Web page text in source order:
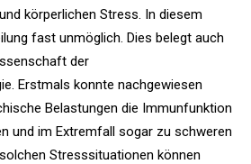
körperlichen Stress. In diesem
fast unmöglich. Dies belegt auch
der
Erstmals konnte nachgewiesen
Belastungen die Immunfunktion
und im Extremfall sogar zu schweren
Stresssituationen können